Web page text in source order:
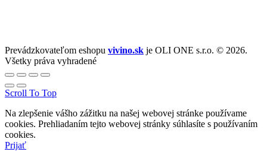
Prevádzkovateľom eshopu vivino.sk je OLI ONE s.r.o. © 2026.
Všetky práva vyhradené
Scroll To Top
Na zlepšenie vášho zážitku na našej webovej stránke používame
cookies. Prehliadaním tejto webovej stránky súhlasíte s používaním
cookies.
Prijať